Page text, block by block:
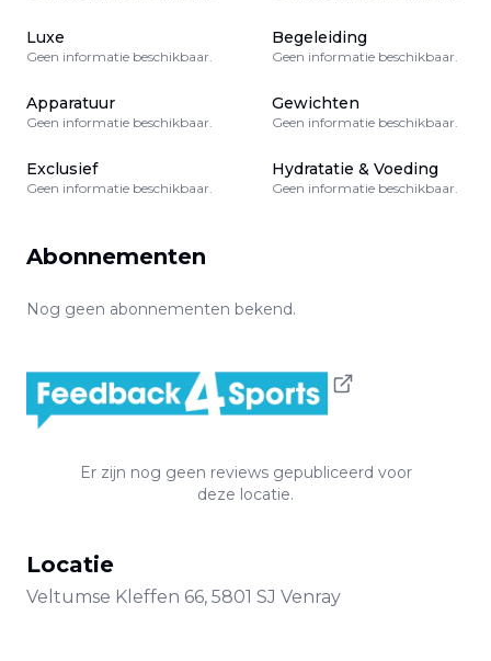
Luxe
Geen informatie beschikbaar.
Begeleiding
Geen informatie beschikbaar.
Apparatuur
Geen informatie beschikbaar.
Gewichten
Geen informatie beschikbaar.
Exclusief
Geen informatie beschikbaar.
Hydratatie & Voeding
Geen informatie beschikbaar.
Abonnementen
Nog geen abonnementen bekend.
Er zijn nog geen reviews gepubliceerd voor
deze locatie.
Locatie
Veltumse Kleffen 66, 5801 SJ Venray